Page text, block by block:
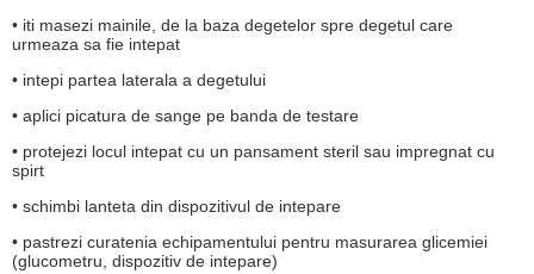
• iti masezi mainile, de la baza degetelor spre degetul care
urmeaza sa fie intepat
• intepi partea laterala a degetului
• aplici picatura de sange pe banda de testare
• protejezi locul intepat cu un pansament steril sau impregnat cu
spirt
• schimbi lanteta din dispozitivul de intepare
• pastrezi curatenia echipamentului pentru masurarea glicemiei
(glucometru, dispozitiv de intepare)